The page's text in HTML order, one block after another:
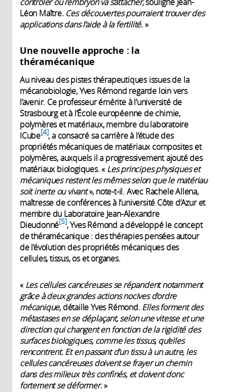
Léon Maître. Ces découvertes pourraient trouver des
applications dans l’aide à la fertilité.»
Une nouvelle approche : la
théramécanique
Au niveau des pistes thérapeutiques issues de la
mécanobiologie, Yves Rémond regarde loin vers
l’avenir. Ce professeur émérite à l’université de
Strasbourg et à l’École européenne de chimie,
polymères et matériaux, membre du laboratoire
ICube 4 , a consacré sa carrière à l’étude des
propriétés mécaniques de matériaux composites et
polymères, auxquels il a progressivement ajouté des
matériaux biologiques. « Les principes physiques et
mécaniques restent les mêmes selon que le matériau
soit inerte ou vivant», note-t-il. Avec Rachele Allena,
maîtresse de conférences à l’université Côte d’Azur et
membre du Laboratoire Jean-Alexandre
Dieudonné 5 , Yves Rémond a développé le concept
de théramécanique : des thérapies pensées autour
de l’évolution des propriétés mécaniques des
cellules, tissus, os et organes.
« Les cellules cancéreuses se répandent notamment
grâce à deux grandes actions nocives d’ordre
mécanique, détaille Yves Rémond. Elles forment des
métastases en se déplaçant, selon une vitesse et une
direction qui changent en fonction de la rigidité des
surfaces biologiques, comme les tissus, qu’elles
rencontrent. Eten passant d’un tissu à un autre, les
cellules cancéreuses doivent se frayer un chemin
dans des milieux très confinés, et doivent donc
fortement se déformer.»